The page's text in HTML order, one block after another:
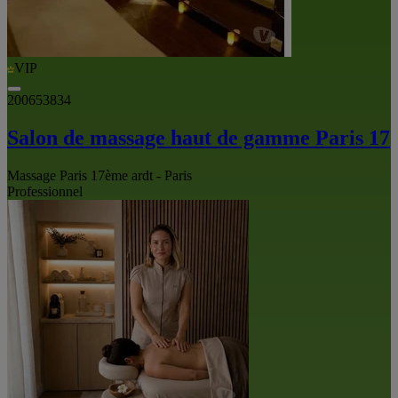
VIP
200653834
Salon de massage haut de gamme Paris 17
Massage Paris 17ème ardt - Paris
Professionnel